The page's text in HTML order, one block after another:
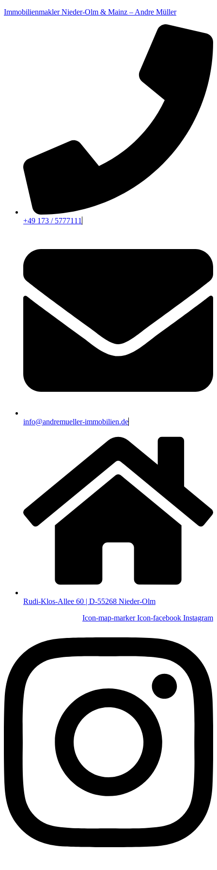
Immobilienmakler Nieder-Olm & Mainz – Andre Müller
+49 173 / 5777111
info@andremueller-immobilien.de
Rudi-Klos-Allee 60 | D-55268 Nieder-Olm
Icon-map-marker Icon-facebook Instagram